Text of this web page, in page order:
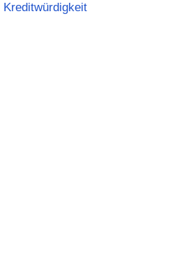
Kreditwürdigkeit